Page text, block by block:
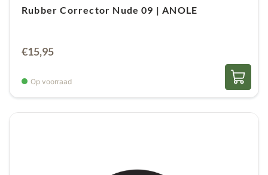
Rubber Corrector Nude 09 | ANOLE
€15,95
Op voorraad